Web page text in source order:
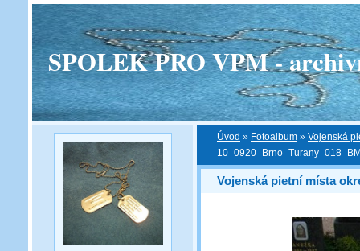
SPOLEK PRO VPM -
Úvod » Fotoalbum » Vojenská
Vojenská pietní místa